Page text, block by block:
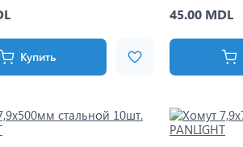
Купить
45.00 MDL